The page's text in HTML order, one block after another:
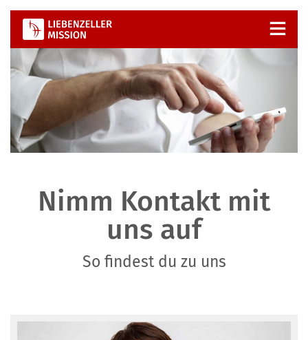
Zum
Inhalt
springen
Nimm Kontakt mit
uns auf
So findest du zu uns